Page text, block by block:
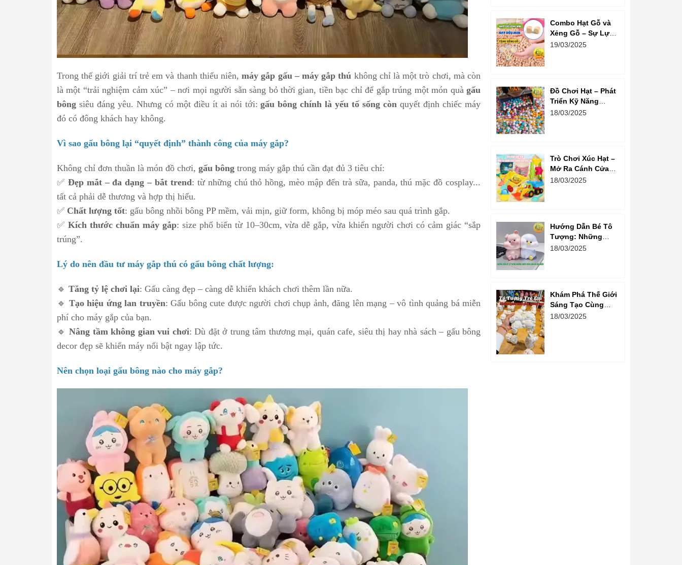
Trong thế giới giải trí trẻ em và thanh thiếu niên,máy gắp gấu – máy gắp thú không chỉ là một trò chơi, mà còn
là một “trải nghiệm cảm xúc” – nơi mọi người sẵn sàng bỏ thời gian, tiền bạc chỉ để gắp trúng một món quà gấu
bông siêu đáng yêu. Nhưng có một điều ít ai nói tới:gấu bông chính là yếu tố sống còn quyết định chiếc máy
đó có đông khách hay không.
Vì sao gấu bông lại “quyết định” thành công của máy gắp?
Không chỉ đơn thuần là món đồ chơi, gấu bông trong máy gắp thú cần đạt đủ 3 tiêu chí:
✅ Đẹp mắt – đa dạng – bắt trend: từ những chú thỏ hồng, mèo mập đến trà sữa, panda, thú mặc đồ cosplay...
tất cả phải dễ thương và hợp thị hiếu.
✅ Chất lượng tốt: gấu bông nhồi bông PP mềm, vải mịn, giữ form, không bị móp méo sau quá trình gắp.
✅ Kích thước chuẩn máy gắp: size phổ biến từ 10–30cm, vừa dễ gắp, vừa khiến người chơi có cảm giác “sắp
trúng”.
Lý do nên đầu tư máy gắp thú có gấu bông chất lượng:
🔹 Tăng tỷ lệ chơi lại: Gấu càng đẹp – càng dễ khiến khách chơi thêm lần nữa.
🔹 Tạo hiệu ứng lan truyền: Gấu bông cute được người chơi chụp ảnh, đăng lên mạng – vô tình quảng bá miễn
phí cho máy gắp của bạn.
🔹 Nâng tầm không gian vui chơi: Dù đặt ở trung tâm thương mại, quán cafe, siêu thị hay nhà sách – gấu bông
decor đẹp sẽ khiến máy nổi bật ngay lập tức.
Nên chọn loại gấu bông nào cho máy gắp?
Combo Hạt Gỗ và
Xẻng Gỗ – Sự Lựa
Chọn Tuyệt Vời
19/03/2025
Đồ Chơi Hạt – Phát
Triển Kỹ Năng
Sáng Tạo Và Tư
18/03/2025
Trò Chơi Xúc Hạt –
Mở Ra Cánh Cửa
Sáng Tạo Cho Bé
18/03/2025
Hướng Dẫn Bé Tô
Tượng: Những
Bước Đơn Giản Và
18/03/2025
Khám Phá Thế Giới
Sáng Tạo Cùng
Hoạt Động Tô
18/03/2025